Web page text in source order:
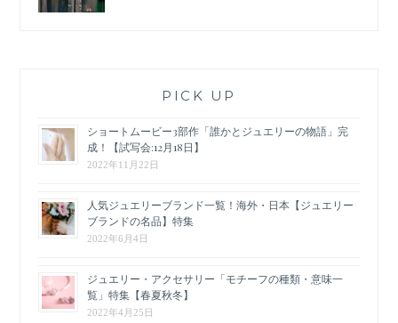
PICK UP
ショートムービー3部作「誰かとジュエリーの物語」完
成！【試写会:12月18日】
2022年11月22日
人気ジュエリーブランド一覧！海外・日本【ジュエリー
ブランドの名品】特集
2022年6月4日
ジュエリー・アクセサリー「モチーフの種類・意味一
覧」特集【春夏秋冬】
2022年4月25日